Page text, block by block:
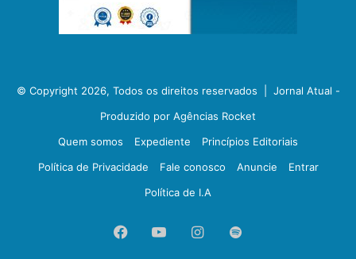
© Copyright 2026, Todos os direitos reservados | Jornal Atual -
Produzido por Agências Rocket
Quem somos
Expediente
Princípios Editoriais
Política de Privacidade
Fale conosco Anuncie
Entrar
Política de I.A
FacebookYouTubeInstagram
Spotify